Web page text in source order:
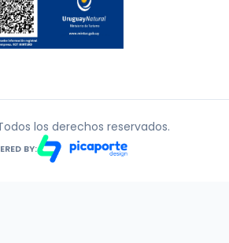
los derechos reservados.
BY: